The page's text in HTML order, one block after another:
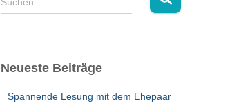
u
n
Neueste Beiträge
Spannende Lesung mit dem Ehepaar